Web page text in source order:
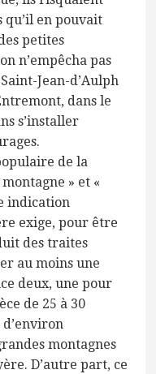
qu’il en pouvait
petites
n’empêcha pas
Jean-d’Aulph
dans le
s’installer
de la
» et «
indication
exige, pour être
des traites
au moins une
deux, une pour
de 25 à 30
montagnes
D’autre part, ce